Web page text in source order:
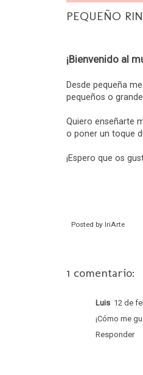
PEQUEÑO
¡Bienvenido al
Desde pequeña
pequeños o
Quiero enseñarte
o poner un toque
¡Espero que os
Posted by IriArte
1 comentario:
Luis 12 de
¡Cómo me
Responder